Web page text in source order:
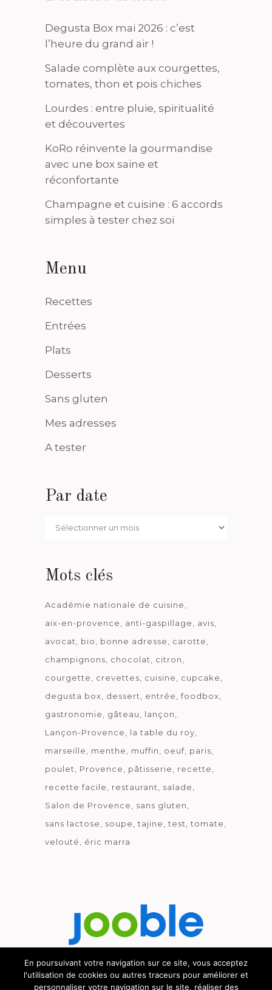
Degusta Box mai 2026 : c’est
l’heure du grand air !
Salade complète aux courgettes,
tomates, thon et pois chiches
Lourdes : entre pluie, spiritualité
et découvertes
KoRo réinvente la gourmandise
avec une box saine et
réconfortante
Champagne et cuisine : 6 accords
simples à tester chez soi
Menu
Recettes
Entrées
Plats
Desserts
Sans gluten
Mes adresses
A tester
Par date
Par
Mots clés
Académie nationale de cuisine
aix-en-provence
anti-gaspillage
avis
avocat
bio bonne adresse
carotte
champignons
chocolat
citron
courgette
crevettes cuisine
cupcake
degusta box
dessert entrée
foodbox
gastronomie
gâteau
lançon
Lançon-Provence
la table du roy
marseille
menthe muffin oeuf paris
poulet
Provence pâtisserie
recette
recette facile
restaurant
salade
Salon de Provence
sans gluten
sans lactose
soupe tajine test
tomate
velouté
éric marra
Découvrez le métier de la cuisine.
En poursuivant votre navigation sur ce site, vous acceptez
l'utilisation de cookies ou autres traceurs pour améliorer et
personnaliser votre navigation sur le site, réaliser des